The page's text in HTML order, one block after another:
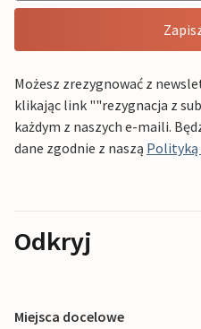
Możesz zrezygnować z
klikając link ""rezygnacja z
każdym z naszych e-maili.
dane zgodnie z naszą Polityką
Odkryj
Miejsca docelowe